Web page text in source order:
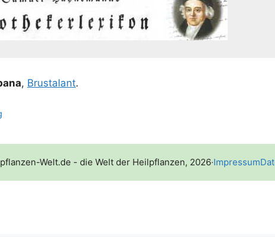
, Brust­alant.
Welt.de - die Welt der Heilpflanzen, 2026·Impressum